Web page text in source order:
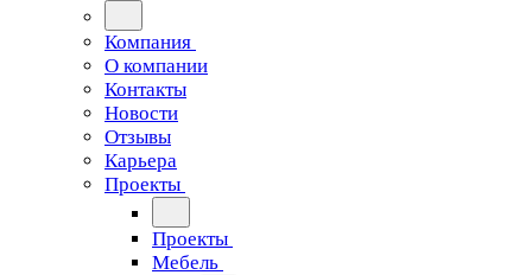
Компания
О компании
Контакты
Новости
Отзывы
Карьера
Проекты
Проекты
Мебель